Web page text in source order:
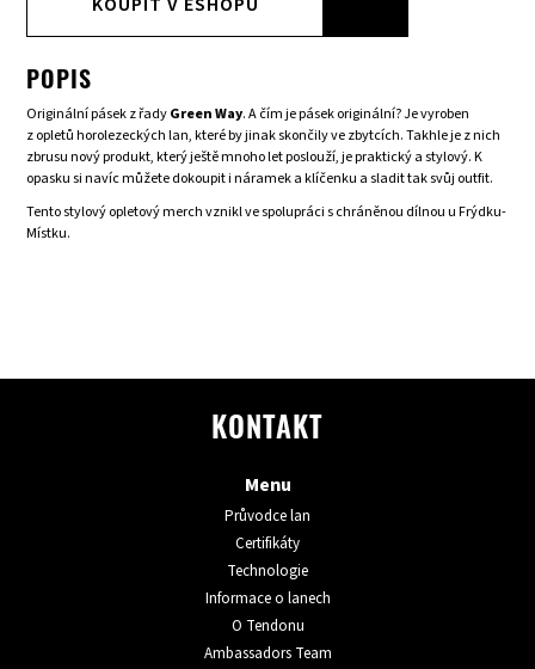
POPIS
Originální pásek z řadyGreen Way. A čím je pásek originální? Je vyroben
z opletů horolezeckých lan, které by jinak skončily ve zbytcích. Takhle je z nich
zbrusu nový produkt, který ještě mnoho let poslouží, je praktický a stylový. K
opasku si navíc můžete dokoupit i náramek a klíčenku a sladit tak svůj outfit.
Tento stylový opletový merch vznikl ve spolupráci s chráněnou dílnou u Frýdku-
Místku.
KONTAKT
Menu
Průvodce lan
Certifikáty
Technologie
Informace o lanech
O Tendonu
Ambassadors Team